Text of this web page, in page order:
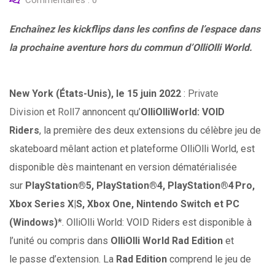
Enchaînez les kickflips dans les confins de l’espace dans
la prochaine aventure hors du commun d’OlliOlli World.
New York (États-Unis), le 15 juin 2022 : Private
Division et Roll7 annoncent qu’OlliOlliWorld: VOID
Riders, la première des deux extensions du célèbre jeu de
skateboard mêlant action et plateforme OlliOlli World, est
disponible dès maintenant en version dématérialisée
sur PlayStation®5, PlayStation®4, PlayStation®4 Pro,
Xbox Series X|S, Xbox One, Nintendo Switch et PC
(Windows)*. OlliOlli World: VOID Riders est disponible à
l’unité ou compris dans OlliOlli World Rad Edition et
le passe d’extension. La Rad Edition comprend le jeu de